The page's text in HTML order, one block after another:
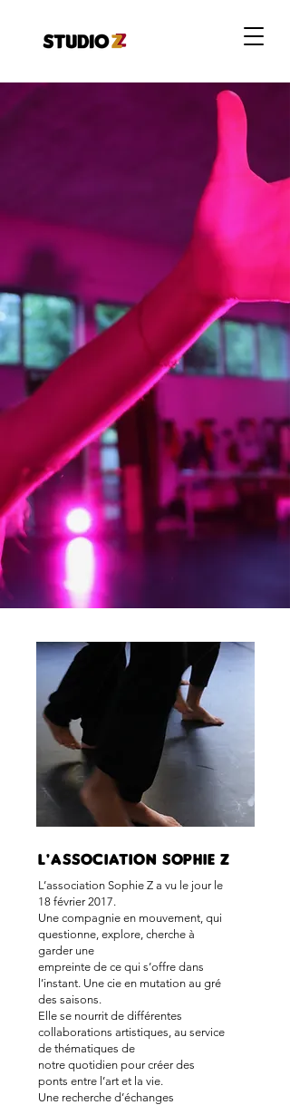
L'Association sophie z
L’association Sophie Z a vu le jour le
18 février 2017.
Une compagnie en mouvement, qui
questionne, explore, cherche à
garder une
empreinte de ce qui s’offre dans
l’instant. Une cie en mutation au gré
des saisons.
Elle se nourrit de différentes
collaborations artistiques, au service
de thématiques de
notre quotidien pour créer des
ponts entre l’art et la vie.
Une recherche d’échanges